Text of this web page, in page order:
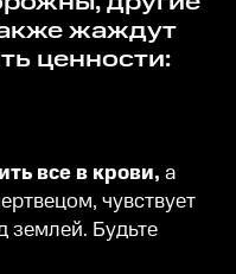
жаждут
ценности:
все в крови, а
чувствует
землей. Будьте